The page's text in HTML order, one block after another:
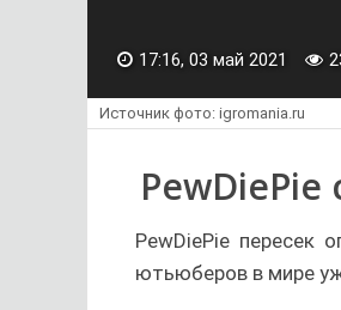
17:16, 03 май 2021
Источник фото: igromania.ru
PewDiePie пересек
ютьюберов в мире